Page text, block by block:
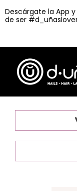
content
Descárgate la App
de ser